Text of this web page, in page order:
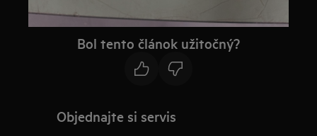
Bol tento článok užitočný?
Objednajte si servis